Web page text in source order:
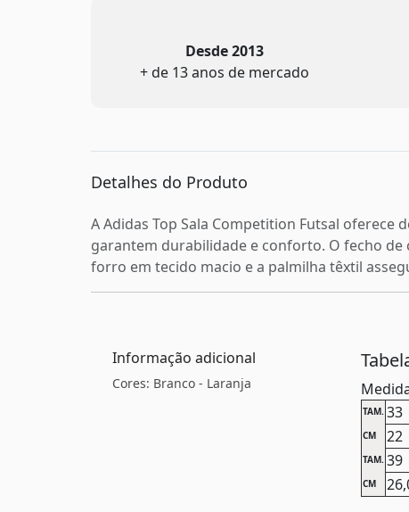
Desde 2013
+ de 13 anos de mercado
Detalhes do Produto
A Adidas Top Sala Competition Futsal
garantem durabilidade e conforto. O fecho
forro em tecido macio e a palmilha têxtil
Informação adicional
Cores: Branco - Laranja
TAM. 33
CM 22
TAM. 39
CM